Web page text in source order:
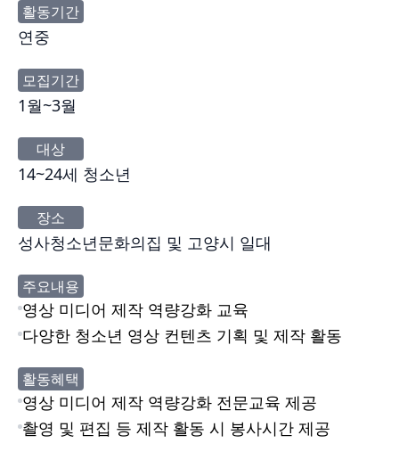
활동기간
연중
모집기간
1월~3월
대상
14~24세 청소년
장소
성사청소년문화의집 및 고양시 일대
주요내용
영상 미디어 제작 역량강화 교육
다양한 청소년 영상 컨텐츠 기획 및 제작 활동
활동혜택
영상 미디어 제작 역량강화 전문교육 제공
촬영 및 편집 등 제작 활동 시 봉사시간 제공